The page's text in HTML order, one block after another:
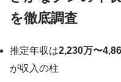
を徹底調査
推定年収は2,230万〜
が収入の柱